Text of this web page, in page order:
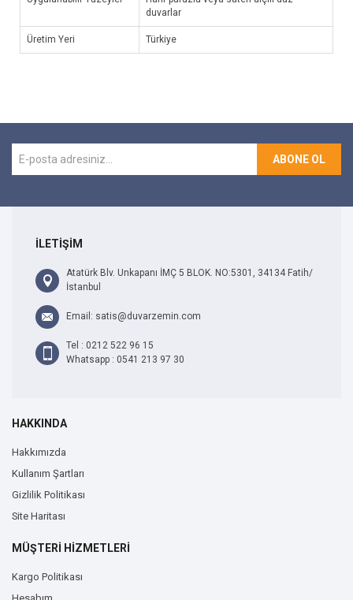
duvarlar
Üretim Yeri Türkiye
ABONE OL
İLETİŞİM
Atatürk Blv. Unkapanı İMÇ 5 BLOK. NO:5301, 34134 Fatih/
İstanbul
Email: satis@duvarzemin.com
Tel : 0212 522 96 15
Whatsapp : 0541 213 97 30
HAKKINDA
Hakkımızda
Kullanım Şartları
Gizlilik Politikası
Site Haritası
MÜŞTERİ HİZMETLERİ
Kargo Politikası